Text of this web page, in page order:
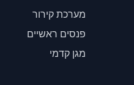
מערכת קירור
פנסים ראשיים
מגן קדמי